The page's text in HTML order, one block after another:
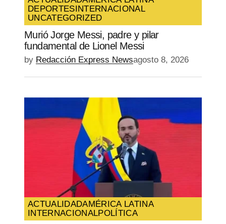
DEPORTESINTERNACIONAL
UNCATEGORIZED
Murió Jorge Messi, padre y pilar
fundamental de Lionel Messi
by Redacción Express Newsagosto 8, 2026
ACTUALIDADAMÉRICA LATINA
INTERNACIONALPOLÍTICA